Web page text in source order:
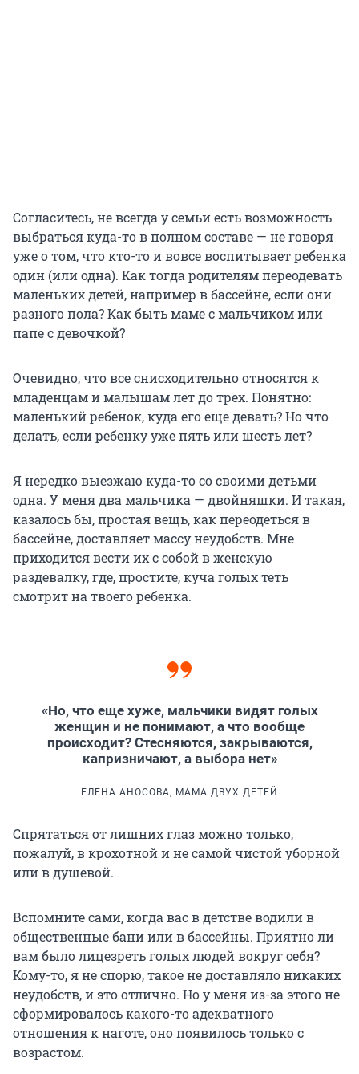
Согласитесь, не всегда у семьи есть возможность
выбраться куда-то в полном составе — не говоря
уже о том, что кто-то и вовсе воспитывает ребенка
один (или одна). Как тогда родителям переодевать
маленьких детей, например в бассейне, если они
разного пола? Как быть маме с мальчиком или
папе с девочкой?
Очевидно, что все снисходительно относятся к
младенцам и малышам лет до трех. Понятно:
маленький ребенок, куда его еще девать? Но что
делать, если ребенку уже пять или шесть лет?
Я нередко выезжаю куда-то со своими детьми
одна. У меня два мальчика — двойняшки. И такая,
казалось бы, простая вещь, как переодеться в
бассейне, доставляет массу неудобств. Мне
приходится вести их с собой в женскую
раздевалку, где, простите, куча голых теть
смотрит на твоего ребенка.
«Но, что еще хуже, мальчики видят голых
женщин и не понимают, а что вообще
происходит? Стесняются, закрываются,
капризничают, а выбора нет»
ЕЛЕНА АНОСОВА, МАМА ДВУХ ДЕТЕЙ
Спрятаться от лишних глаз можно только,
пожалуй, в крохотной и не самой чистой уборной
или в душевой.
Вспомните сами, когда вас в детстве водили в
общественные бани или в бассейны. Приятно ли
вам было лицезреть голых людей вокруг себя?
Кому-то, я не спорю, такое не доставляло никаких
неудобств, и это отлично. Но у меня из-за этого не
сформировалось какого-то адекватного
отношения к наготе, оно появилось только с
возрастом.